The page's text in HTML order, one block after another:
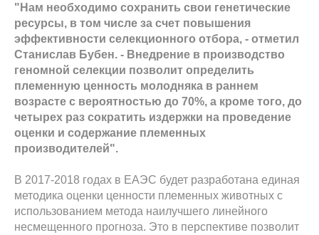
"Нам необходимо сохранить свои генетические
ресурсы, в том числе за счет повышения
эффективности селекционного отбора, - отметил
Станислав Бубен. - Внедрение в производство
геномной селекции позволит определить
племенную ценность молодняка в раннем
возрасте с вероятностью до 70%, а кроме того, до
четырех раз сократить издержки на проведение
оценки и содержание племенных
производителей".
В 2017-2018 годах в ЕАЭС будет разработана единая
методика оценки ценности племенных животных с
использованием метода наилучшего линейного
несмещенного прогноза. Это в перспективе позволит